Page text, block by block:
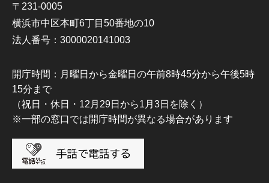
〒231-0005
横浜市中区本町6丁目50番地の10
法人番号：3000020141003
開庁時間：月曜日から金曜日の午前8時45分から午後5時
15分まで
（祝日・休日・12月29日から1月3日を除く）
※一部の窓口では開庁時間が異なる場合があります